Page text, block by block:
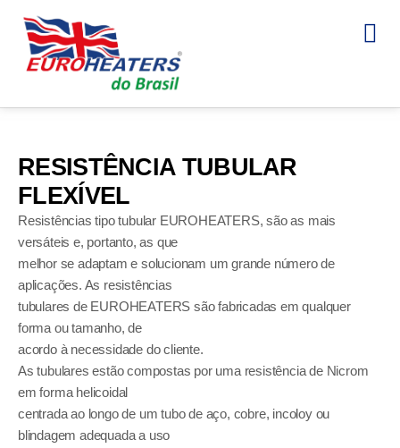
RESISTÊNCIA TUBULAR
FLEXÍVEL
Resistências tipo tubular EUROHEATERS, são as mais
versáteis e, portanto, as que
melhor se adaptam e solucionam um grande número de
aplicações. As resistências
tubulares de EUROHEATERS são fabricadas em qualquer
forma ou tamanho, de
acordo à necessidade do cliente.
As tubulares estão compostas por uma resistência de Nicrom
em forma helicoidal
centrada ao longo de um tubo de aço, cobre, incoloy ou
blindagem adequada a uso